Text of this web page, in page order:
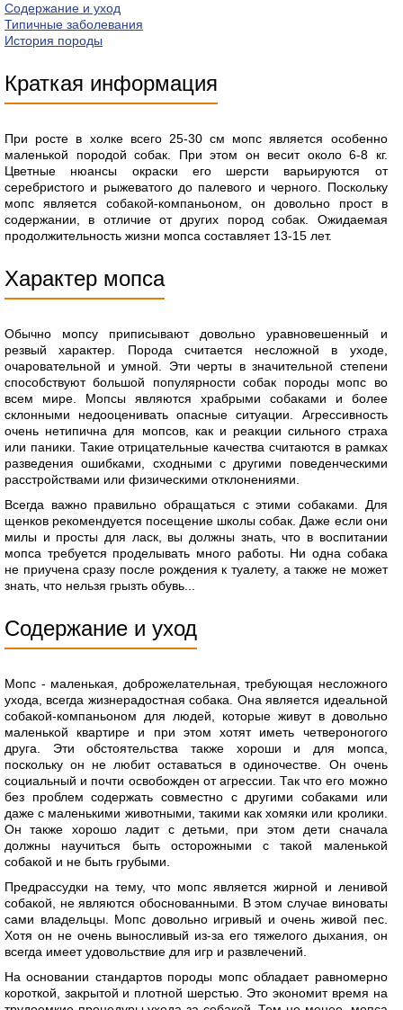
Содержание и уход
Типичные заболевания
История породы
Краткая информация
При росте в холке всего 25-30 см мопс является особенно
маленькой породой собак. При этом он весит около 6-8 кг.
Цветные нюансы окраски его шерсти варьируются от
серебристого и рыжеватого до палевого и черного. Поскольку
мопс является собакой-компаньоном, он довольно прост в
содержании, в отличие от других пород собак. Ожидаемая
продолжительность жизни мопса составляет 13-15 лет.
Характер мопса
Обычно мопсу приписывают довольно уравновешенный и
резвый характер. Порода считается несложной в уходе,
очаровательной и умной. Эти черты в значительной степени
способствуют большой популярности собак породы мопс во
всем мире. Мопсы являются храбрыми собаками и более
склонными недооценивать опасные ситуации. Агрессивность
очень нетипична для мопсов, как и реакции сильного страха
или паники. Такие отрицательные качества считаются в рамках
разведения ошибками, сходными с другими поведенческими
расстройствами или физическими отклонениями.
Всегда важно правильно обращаться с этими собаками. Для
щенков рекомендуется посещение школы собак. Даже если они
милы и просты для ласк, вы должны знать, что в воспитании
мопса требуется проделывать много работы. Ни одна собака
не приучена сразу после рождения к туалету, а также не может
знать, что нельзя грызть обувь...
Содержание и уход
Мопс - маленькая, доброжелательная, требующая несложного
ухода, всегда жизнерадостная собака. Она является идеальной
собакой-компаньоном для людей, которые живут в довольно
маленькой квартире и при этом хотят иметь четвероногого
друга. Эти обстоятельства также хороши и для мопса,
поскольку он не любит оставаться в одиночестве. Он очень
социальный и почти освобожден от агрессии. Так что его можно
без проблем содержать совместно с другими собаками или
даже с маленькими животными, такими как хомяки или кролики.
Он также хорошо ладит с детьми, при этом дети сначала
должны научиться быть осторожными с такой маленькой
собакой и не быть грубыми.
Предрассудки на тему, что мопс является жирной и ленивой
собакой, не являются обоснованными. В этом случае виноваты
сами владельцы. Мопс довольно игривый и очень живой пес.
Хотя он не очень выносливый из-за его тяжелого дыхания, он
всегда имеет удовольствие для игр и развлечений.
На основании стандартов породы мопс обладает равномерно
короткой, закрытой и плотной шерстью. Это экономит время на